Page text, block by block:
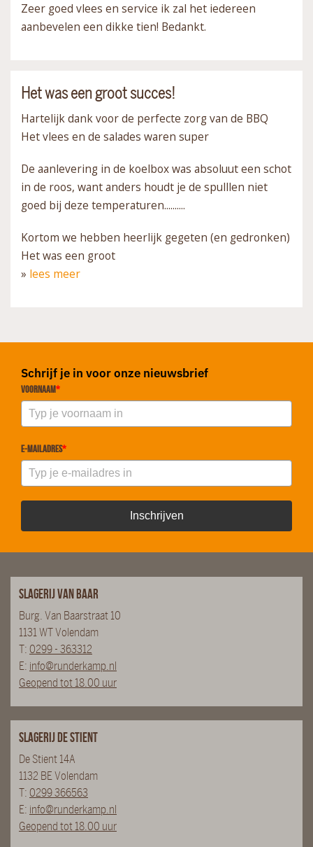
Zeer goed vlees en service ik zal het iedereen
aanbevelen een dikke tien! Bedankt.
Het was een groot succes!
Hartelijk dank voor de perfecte zorg van de BBQ
Het vlees en de salades waren super
De aanlevering in de koelbox was absoluut een schot
in de roos, want anders houdt je de spulllen niet
goed bij deze temperaturen..........
Kortom we hebben heerlijk gegeten (en gedronken)
Het was een groot
» lees meer
Schrijf je in voor onze nieuwsbrief
Voornaam*
E-mailadres*
Inschrijven
Slagerij van Baar
Burg. Van Baarstraat 10
1131 WT Volendam
T: 0299 - 363312
E: info@runderkamp.nl
Geopend tot 18.00 uur
Slagerij De Stient
De Stient 14A
1132 BE Volendam
T: 0299 366563
E: info@runderkamp.nl
Geopend tot 18.00 uur